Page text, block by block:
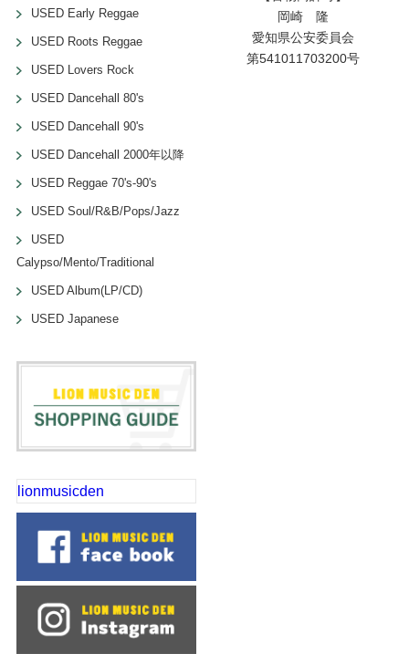
USED Early Reggae
USED Roots Reggae
USED Lovers Rock
USED Dancehall 80's
USED Dancehall 90's
USED Dancehall 2000年以降
USED Reggae 70's-90's
USED Soul/R&B/Pops/Jazz
USED
Calypso/Mento/Traditional
USED Album(LP/CD)
USED Japanese
lionmusicden
岡崎 隆
愛知県公安委員会
第541011703200号